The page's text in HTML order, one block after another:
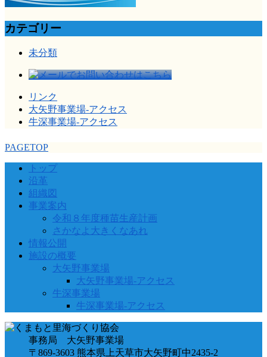
カテゴリー
未分類
リンク
大矢野事業場-アクセス
牛深事業場-アクセス
PAGETOP
トップ
沿革
組織図
事業案内
令和８年度種苗生産計画
さかなよ大きくなあれ
情報公開
施設の概要
大矢野事業場
大矢野事業場-アクセス
牛深事業場
牛深事業場-アクセス
事務局 大矢野事業場
〒869-3603 熊本県上天草市大矢野町中2435-2